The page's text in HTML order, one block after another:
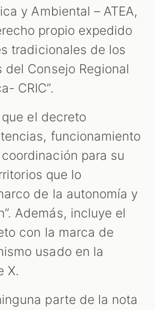
y Ambiental – ATEA,
propio expedido
tradicionales de los
Consejo Regional
CRIC”.
el decreto
funcionamiento
para su
que lo
de la autonomía y
Además, incluye el
con la marca de
usado en la
X.
parte de la nota